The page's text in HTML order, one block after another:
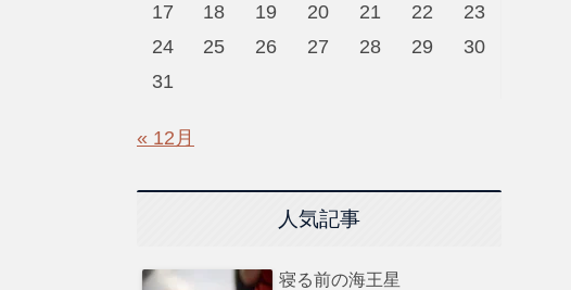
17
18 19 20 21 22
23
24
25 26 27 28 29
30
31
« 12月
人気記事
寝る前の海王星